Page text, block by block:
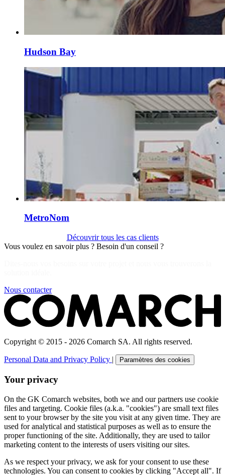
Hudson Bay
MetroNom
Découvrir tous les cas clients
Vous voulez en savoir plus ? Besoin d'un conseil ?
Nous contacter
Copyright © 2015 - 2026 Comarch SA. All rights reserved.
Personal Data and Privacy Policy | Paramètres des cookies
Your privacy
On the GK Comarch websites, both we and our partners use cookie
files and targeting. Cookie files (a.k.a. "cookies") are small text files
sent to your browser by the site you visit at any given time. They are
used for analytical and statistical purposes as well as to ensure the
proper functioning of the site. Additionally, they are used to tailor
marketing content to the interests of users visiting our sites.
As we respect your privacy, we ask for your consent to use these
technologies. You can consent to cookies by clicking "Accept all". If